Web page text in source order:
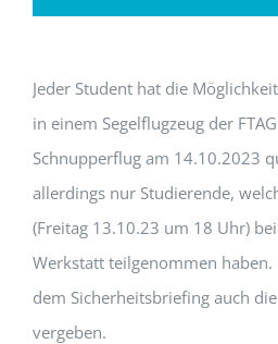
Jeder Student hat die
in einem Segelflugzeug der
Schnupperflug am 14.10.2023
allerdings nur Studierende,
(Freitag 13.10.23 um 18 Uhr)
Werkstatt teilgenommen
dem Sicherheitsbriefing auch
vergeben.